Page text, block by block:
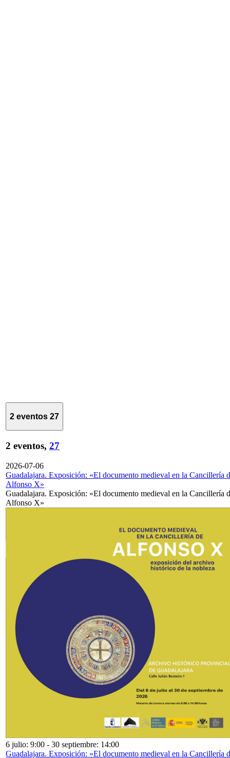
2 eventos 27
2 eventos, 27
2026-07-06
Guadalajara. Exposición: «El documento medieval en la Cancillería
Alfonso X»
Guadalajara. Exposición: «El documento medieval en la Cancillería
Alfonso X»
6 julio: 9:00 - 30 septiembre: 14:00
Guadalajara. Exposición: «El documento medieval en la Cancillería